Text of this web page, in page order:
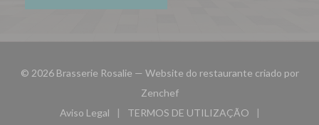
© 2026 Brasserie Rosalie — Website do restaurante criado por
Zenchef((abre numa nova janela))
Aviso Legal
((abre numa nova janela))
TERMOS DE UTILIZAÇÃO
((abre numa nova janela))